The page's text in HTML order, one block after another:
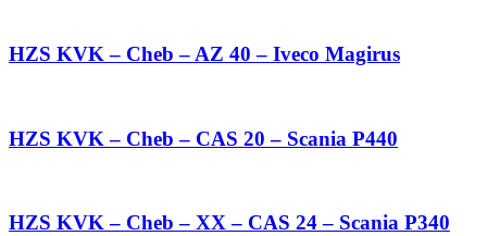
HZS KVK – Cheb – AZ 40 – Iveco Magirus
HZS KVK – Cheb – CAS 20 – Scania P440
HZS KVK – Cheb – XX – CAS 24 – Scania P340